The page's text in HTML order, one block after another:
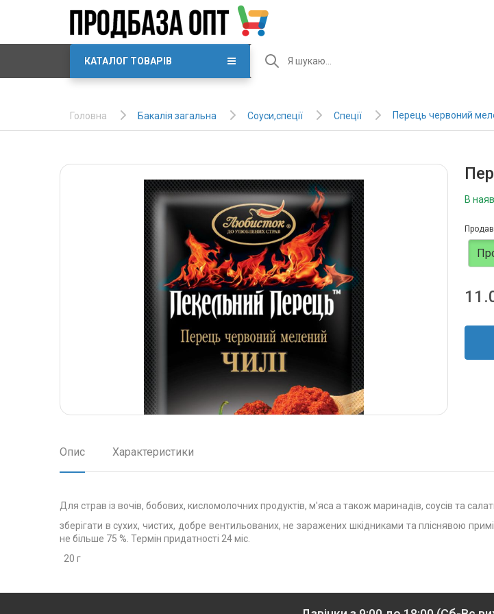
КАТАЛОГ ТОВАРІВ
Головна Бакалія загальна Соуси,спеції Спеції Перець червоний
В
Опис Характеристики
Для страв із вочів, бобових, кисломолочних продуктів, м'яса а також маринадів, соусів та
зберігати в сухих, чистих, добре вентильованих, не заражених шкідниками та пліснявою
не більше 75 %. Термін придатності 24 міс.
20 г